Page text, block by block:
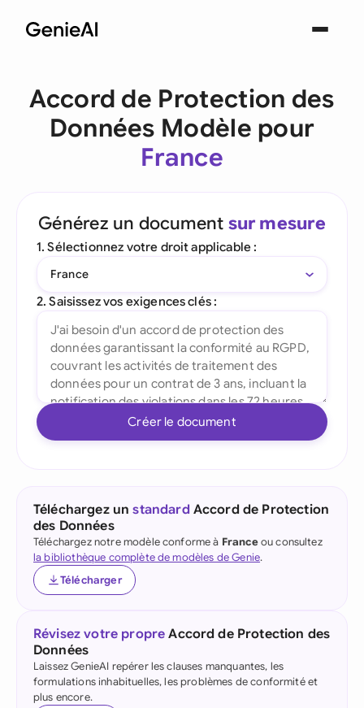
Accord de Protection des
Données Modèle pour
France
Générez un document sur mesure
1. Sélectionnez votre droit applicable :
France
2. Saisissez vos exigences clés :
Créer le document
Téléchargez unstandardAccord de Protection
des Données
Téléchargez notre modèle conforme à Franceou consultez
la bibliothèque complète de modèles de Genie.
Télécharger
Révisez votre propre Accord de Protection des
Données
Laissez GenieAI repérer les clauses manquantes, les
formulations inhabituelles, les problèmes de conformité et
plus encore.